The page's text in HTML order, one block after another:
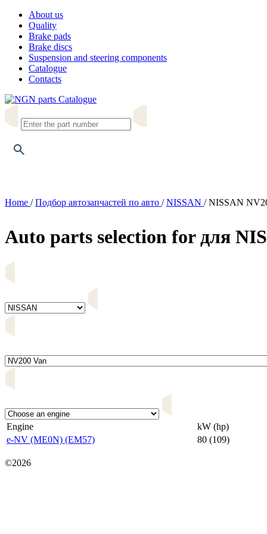
About us
Quality
Brake pads
Brake discs
Suspension and steering components
Catalogue
Contacts
Catalogue
Home /Подбор автозапчастей по авто /NISSAN /NISSAN
Auto parts selection for для
Engine
kW (hp)
e-NV (ME0N) (EM57)
80 (109)
©2026